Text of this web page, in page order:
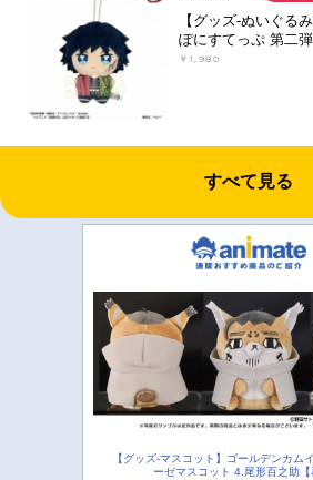
【グッズ-ぬいぐる
ぽにすてっぷ 第二
￥1,980
すべて見る
【グッズ-マスコット】ゴールデンカム
ーゼマスコット 4.尾形百之助【